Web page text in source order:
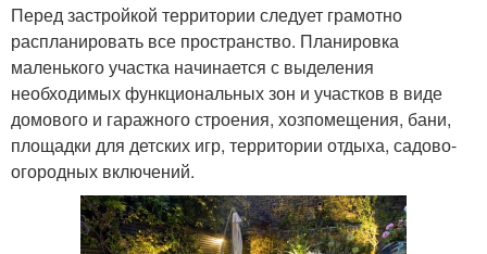
Перед застройкой территории следует грамотно
распланировать все пространство. Планировка
маленького участка начинается с выделения
необходимых функциональных зон и участков в виде
домового и гаражного строения, хозпомещения, бани,
площадки для детских игр, территории отдыха, садово-
огородных включений.